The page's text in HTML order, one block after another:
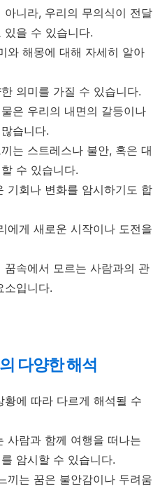
니라, 우리의 무의식이 전달
을 수 있습니다.
와 해몽에 대해 자세히 알아
의미를 가질 수 있습니다.
은 우리의 내면의 갈등이나
습니다.
는 스트레스나 불안, 혹은 대
수 있습니다.
기회나 변화를 암시하기도 합
에게 새로운 시작이나 도전을
속에서 모르는 사람과의 관
소입니다.
다양한 해석
에 따라 다르게 해석될 수
사람과 함께 여행을 떠나는
암시할 수 있습니다.
끼는 꿈은 불안감이나 두려움